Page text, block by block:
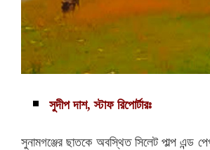
সুদীপ দাশ, স্টাফ রিপোর্টারঃ
সুনামগঞ্জের ছাতকে অবস্থিত সিলেট পাল্প এন্ড